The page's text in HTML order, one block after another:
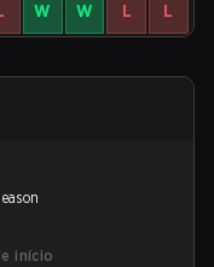
W W L L
início